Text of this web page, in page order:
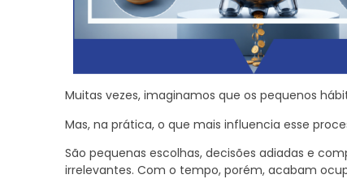
Muitas vezes, imaginamos que os pequenos
Mas, na prática, o que mais influencia esse
São pequenas escolhas, decisões adiadas e
irrelevantes. Com o tempo, porém, acabam